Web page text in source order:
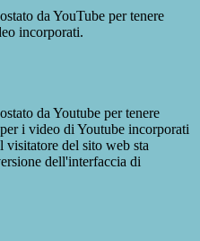
da YouTube per tenere
incorporati.
da Youtube per tenere
i video di Youtube incorporati
visitatore del sito web sta
dell'interfaccia di